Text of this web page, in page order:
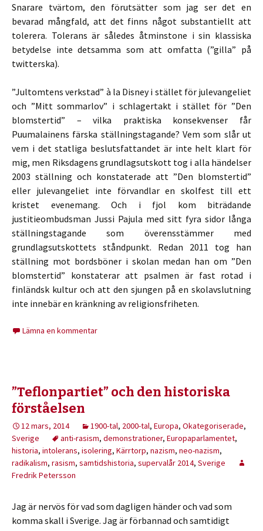
Snarare tvärtom, den förutsätter som jag ser det en
bevarad mångfald, att det finns något substantiellt att
tolerera. Tolerans är således åtminstone i sin klassiska
betydelse inte detsamma som att omfatta (”gilla” på
twitterska).
”Jultomtens verkstad” à la Disney i stället för julevangeliet
och ”Mitt sommarlov” i schlagertakt i stället för ”Den
blomstertid” – vilka praktiska konsekvenser får
Puumalainens färska ställningstagande? Vem som slår ut
vem i det statliga beslutsfattandet är inte helt klart för
mig, men Riksdagens grundlagsutskott tog i alla händelser
2003 ställning och konstaterade att ”Den blomstertid”
eller julevangeliet inte förvandlar en skolfest till ett
kristet evenemang. Och i fjol kom biträdande
justitieombudsman Jussi Pajula med sitt fyra sidor långa
ställningstagande som överensstämmer med
grundlagsutskottets ståndpunkt. Redan 2011 tog han
ställning mot bordsböner i skolan medan han om ”Den
blomstertid” konstaterar att psalmen är fast rotad i
finländsk kultur och att den sjungen på en skolavslutning
inte innebär en kränkning av religionsfriheten.
Lämna en kommentar
”Teflonpartiet” och den historiska
förståelsen
12 mars, 2014 1900-tal, 2000-tal, Europa, Okategoriserade,
Sverige
anti-rasism, demonstrationer, Europaparlamentet,
historia, intolerans, isolering, Kärrtorp, nazism, neo-nazism,
radikalism, rasism, samtidshistoria, supervalår 2014, Sverige
Fredrik Petersson
Jag är nervös för vad som dagligen händer och vad som
komma skall i Sverige. Jag är förbannad och samtidigt